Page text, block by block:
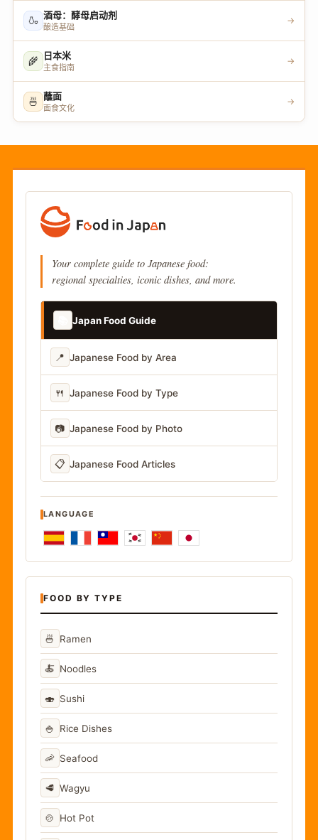
🍶 酒母：酵母启动剂
酿造基础
→
🌾 日本米
主食指南
→
🍜 蘸面
面食文化
→
Your complete guide to Japanese food:
regional specialties, iconic dishes, and more.
Japan Food Guide
📍 Japanese Food by Area
🍴 Japanese Food by Type
📷 Japanese Food by Photo
📋 Japanese Food Articles
LANGUAGE
FOOD BY TYPE
🍜 Ramen
🍝 Noodles
🍣 Sushi
🍚 Rice Dishes
🦐 Seafood
🥩 Wagyu
🍲 Hot Pot